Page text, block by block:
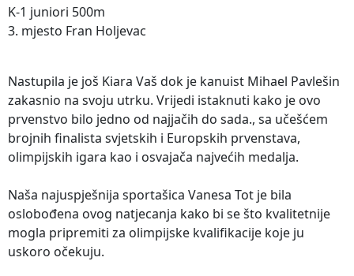
K-1 juniori 500m
3. mjesto Fran Holjevac
Nastupila je još Kiara Vaš dok je kanuist Mihael Pavlešin
zakasnio na svoju utrku. Vrijedi istaknuti kako je ovo
prvenstvo bilo jedno od najjačih do sada., sa učešćem
brojnih finalista svjetskih i Europskih prvenstava,
olimpijskih igara kao i osvajača najvećih medalja.
Naša najuspješnija sportašica Vanesa Tot je bila
oslobođena ovog natjecanja kako bi se što kvalitetnije
mogla pripremiti za olimpijske kvalifikacije koje ju
uskoro očekuju.